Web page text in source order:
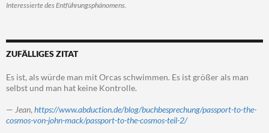
Interessierte des Entführungsphänomens.
ZUFÄLLIGES ZITAT
Es ist, als würde man mit Orcas schwimmen. Es ist größer als man
selbst und man hat keine Kontrolle.
— Jean, https://www.abduction.de/blog/buchbesprechung/passport-to-the-
cosmos-von-john-mack/passport-to-the-cosmos-teil-2/